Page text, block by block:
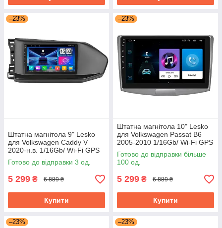
–23%
Штатна магнітола 9" Lesko
для Volkswagen Caddy V
2020-н.в. 1/16Gb/ Wi-Fi GPS
Optima Фольксваген Кадді
Готово до відправки 3 од.
5 299 ₴ 6 889 ₴
Купити
–23%
Штатна магнітола 10" Lesko
для Volkswagen Passat B6
2005-2010 1/16Gb/ Wi-Fi GPS
Optima Вольксваген
Готово до відправки більше
100 од.
5 299 ₴ 6 889 ₴
Купити
–23% –23%